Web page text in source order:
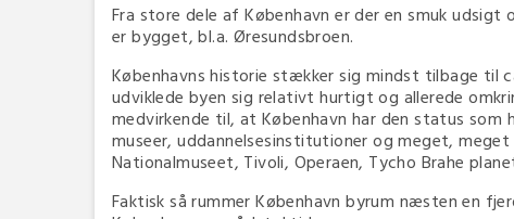
Fra store dele af København er der en smuk
er bygget, bl.a. Øresundsbroen.
Københavns historie stækker sig mindst tilbage til
udviklede byen sig relativt hurtigt og allerede
medvirkende til, at København har den status
museer, uddannelsesinstitutioner og meget,
Nationalmuseet, Tivoli, Operaen, Tycho Brahe
Faktisk så rummer København byrum næsten en